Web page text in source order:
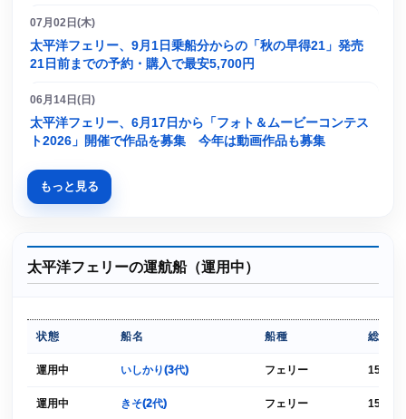
07月02日(木)
太平洋フェリー、9月1日乗船分からの「秋の早得21」発売
21日前までの予約・購入で最安5,700円
06月14日(日)
太平洋フェリー、6月17日から「フォト＆ムービーコンテス
ト2026」開催で作品を募集 今年は動画作品も募集
もっと見る
太平洋フェリーの運航船（運用中）
状態 船名 船種 総トン
運用中 いしかり(3代) フェリー 15762
運用中 きそ(2代) フェリー 15795